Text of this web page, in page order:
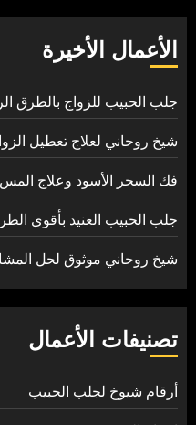
الأعمال الأخيرة
جلب الحبيب للزواج بالطرق
شيخ روحاني لعلاج تعطيل
فك السحر الأسود وعلاج المس
جلب الحبيب العنيد بأقوى
شيخ روحاني موثوق لحل
تصنيفات الأعمال
أرقام شيوخ لجلب الحبيب